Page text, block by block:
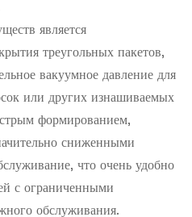
является
треугольных пакетов,
вакуумное давление для
или других изнашиваемых
формированием,
сниженными
что очень удобно
с ограниченными
обслуживания.